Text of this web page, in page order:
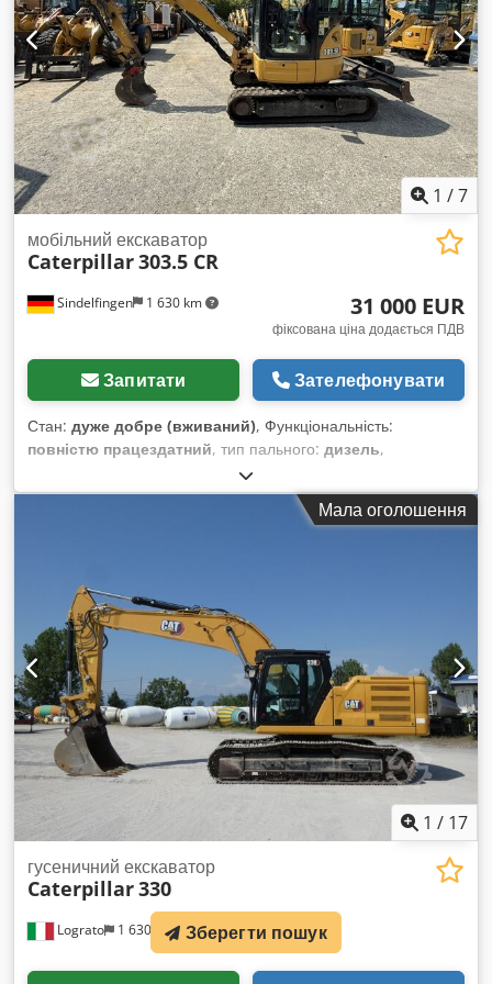
1 /7
Sindelfingen 1 630 km
мобільний екскаватор
Caterpillar303.5 CR
31 000 EUR
фіксована ціна додається ПДВ
Запитати Зателефонувати
Стан: дуже добре (вживаний), Функціональність:
повністю працездатний, тип пального: дизель,
3 580 кг, Рік виготовлення:
мотогодини:2 434 h, Обладнання:гусеничні гумові
, * 2434 години * Двигун: Cat C1.7 * Потужність
– транспортна ширина: 1780 мм – транспортна висота:
2480 мм) * Короткий задній звис (ECR – Extended Compact
Radius) * Пропорційна додаткова гідравліка Chedjzrthvjpfx
Abwsa * Система швидкої заміни насадок
Мала оголошення
1 / 17
Lograto 1 630 km
гусеничний екскаватор
Caterpillar330
Зберегти пошук